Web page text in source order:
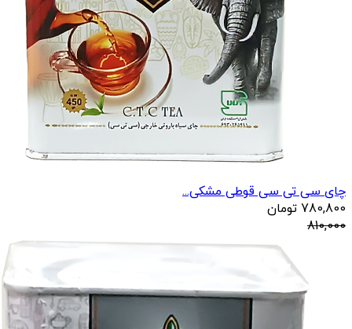
چای سی تی سی قوطی مشکی...
780,800 تومان
810,000